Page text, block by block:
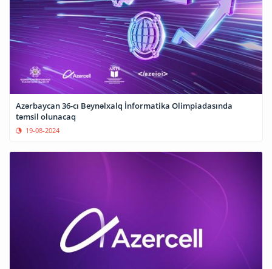
Azərbaycan 36-cı Beynəlxalq İnformatika Olimpiadasında
təmsil olunacaq
19-08-2024